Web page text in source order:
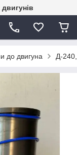
до двигуна Д-